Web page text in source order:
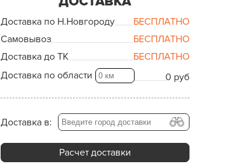
Доставка по Н.Новгороду
БЕСПЛАТНО
Самовывоз
БЕСПЛАТНО
Доставка до ТК
БЕСПЛАТНО
Доставка по области
0 руб
Доставка в:
Расчет доставки